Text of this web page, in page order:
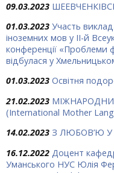
09.03.2023
01.03.2023 Участь
іноземних мов у ІІ-й
конференції «Проблеми
відбулася у
01.03.2023 Освітня
21.02.2023
(International Mother
14.02.2023 З ЛЮБОВ’Ю У
16.12.2022 Доцент
Уманського НУС Юлія